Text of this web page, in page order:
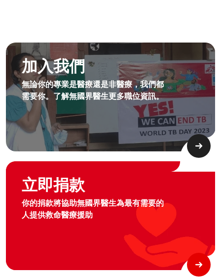
加入我們
無論你的專業是醫療還是非醫療，我們都
需要你。了解無國界醫生更多職位資訊。​
成為無國界無援人員​
立即捐款
你的捐款將協助無國界醫生為最有需要的
人提供救命醫療援助
Graphic of hand with heart logo